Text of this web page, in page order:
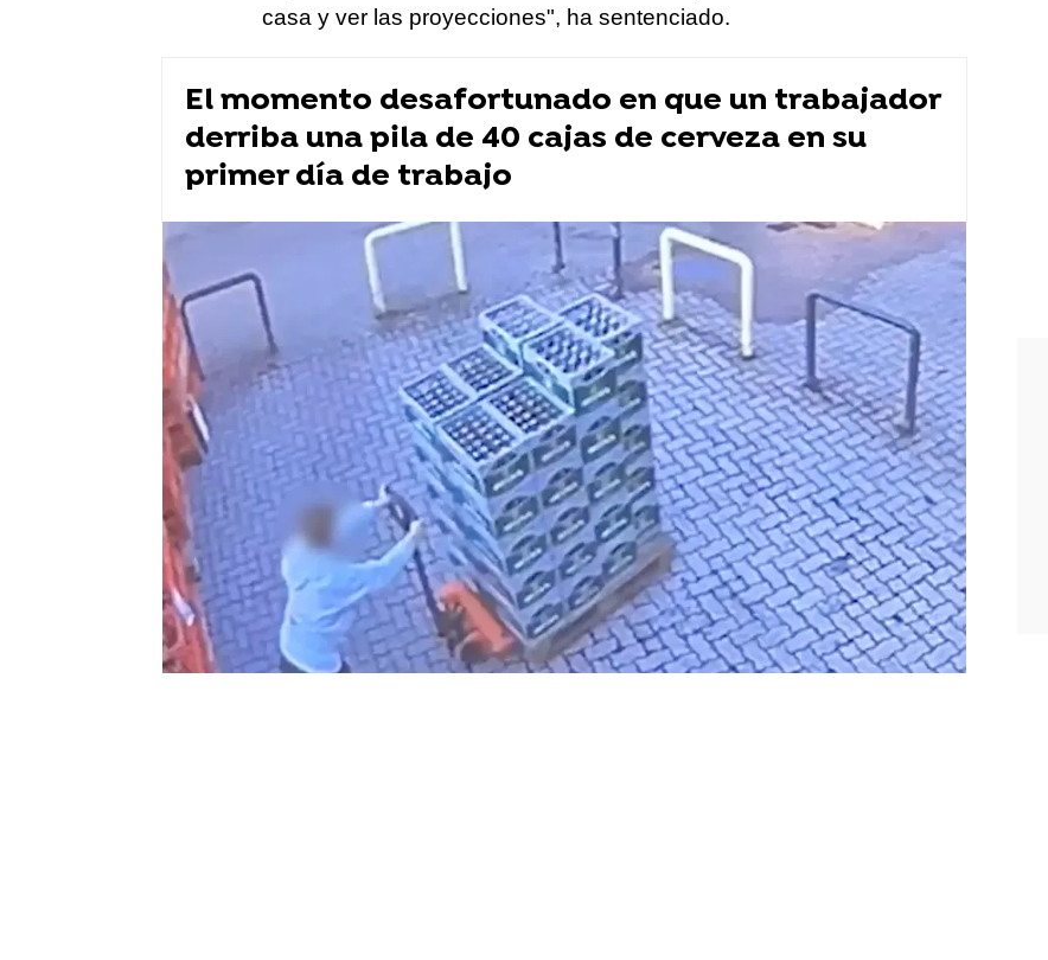
casa y ver las proyecciones", ha sentenciado.
El momento desafortunado en que un trabajador
derriba una pila de 40 cajas de cerveza en su
primer día de trabajo
Flooxer Now